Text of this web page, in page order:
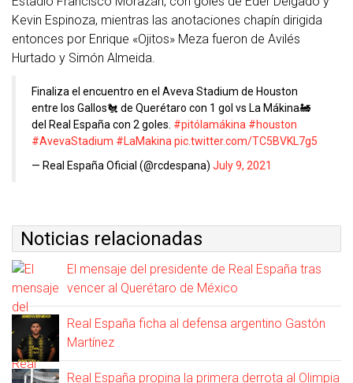
Kevin Espinoza, mientras las anotaciones chapín dirigida
entonces por Enrique «Ojitos» Meza fueron de Avilés
Hurtado y Simón Almeida.
Finaliza el encuentro en el Aveva Stadium de Houston
entre los Gallos🐔 de Querétaro con 1 gol vs La Mákina🚂
del Real España con 2 goles. #pitólamákina #houston
#AvevaStadium #LaMakina pic.twitter.com/TC5BVKL7g5
— Real España Oficial (@rcdespana) July 9, 2021
Noticias relacionadas
El mensaje del presidente de Real España tras
vencer al Querétaro de México
Real España ficha al defensa argentino Gastón
Martínez
Real España propina la primera derrota al Olimpia